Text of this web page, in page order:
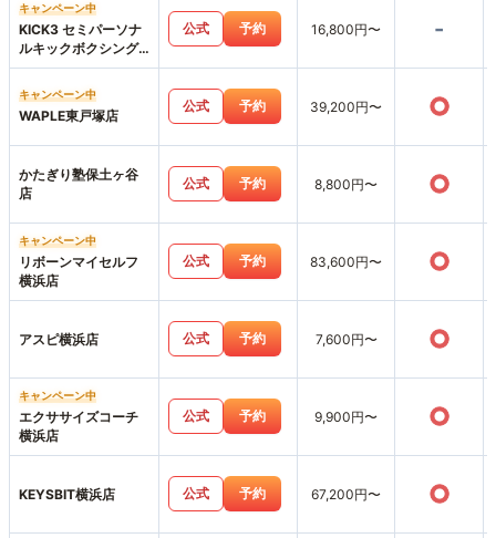
キャンペーン中
KICK3 セミパーソナ
ルキックボクシング
ジム二俣川店
公式 予約 16,800円〜 -
キャンペーン中
WAPLE東戸塚店
公式 予約 39,200円〜 ○
かたぎり塾保土ヶ谷
店
公式 予約 8,800円〜 ○
キャンペーン中
リボーンマイセルフ
横浜店
公式 予約 83,600円〜 ○
アスピ横浜店 公式 予約 7,600円〜 ○
キャンペーン中
エクササイズコーチ
横浜店
公式 予約 9,900円〜 ○
KEYSBIT横浜店 公式 予約 67,200円〜 ○